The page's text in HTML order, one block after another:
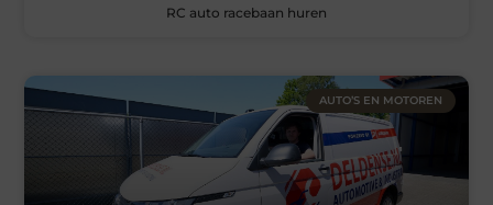
RC auto racebaan huren
AUTO’S EN MOTOREN